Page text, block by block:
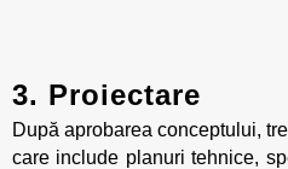
3. Proiectare
După aprobarea conceptului,
care include planuri tehnice,